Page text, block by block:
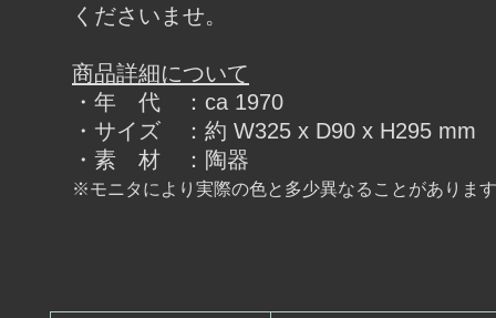
くださいませ。
商品詳細について
・年 代 ：ca 1970
・サイズ ：約 W325 x D90 x H295 mm
・素 材 ：陶器
※モニタにより実際の色と多少異なることがありま